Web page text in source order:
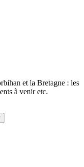
et la Bretagne : les
à venir etc.